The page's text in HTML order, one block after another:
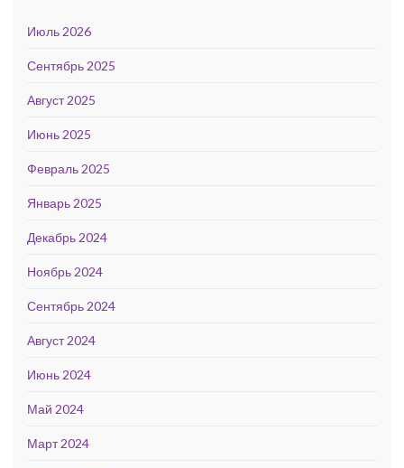
Июль 2026
Сентябрь 2025
Август 2025
Июнь 2025
Февраль 2025
Январь 2025
Декабрь 2024
Ноябрь 2024
Сентябрь 2024
Август 2024
Июнь 2024
Май 2024
Март 2024